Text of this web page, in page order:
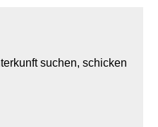
suchen, schicken